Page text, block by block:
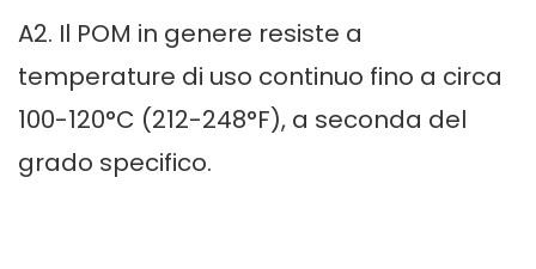
A2. Il POM in genere resiste a
temperature di uso continuo fino a circa
100-120°C (212-248°F), a seconda del
grado specifico.